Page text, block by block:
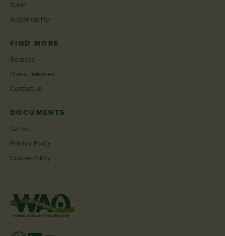
Sport
Sustainability
FIND MORE
Recipes
Press releases
Contact us
DOCUMENTS
Terms
Privacy Policy
Cookie Policy